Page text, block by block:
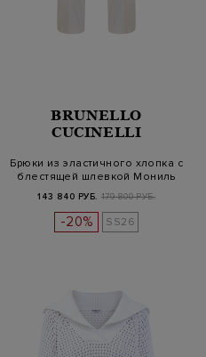
BRUNELLO
CUCINELLI
Брюки из эластичного хлопка с
блестящей шлевкой Мониль
143 840 РУБ. 179 800 РУБ.
-20% SS26